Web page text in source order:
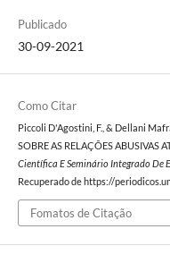
Publicado
30-09-2021
Como Citar
Piccoli D'Agostini, F., & Dellani
SOBRE AS RELAÇÕES ABUSIVAS
Científica E Seminário Integrado De
Recuperado de https://
Fomatos de Citação